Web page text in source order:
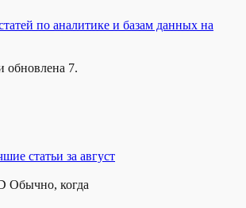
по аналитике и базам данных на
обновлена 7.
статьи за август
Обычно, когда